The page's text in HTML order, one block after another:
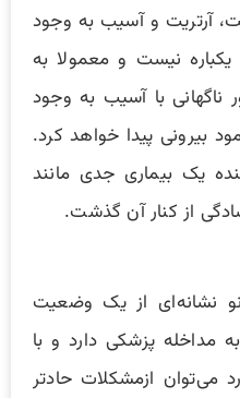
آرتریت و آسیب به وجود
یکباره نیست و معمولا به
ناگهانی با آسیب به وجود
بیرونی پیدا خواهد کرد.
یک بیماری جدی مانند
از کنار آن گذشت.
نشانه‌ای از یک وضعیت
مداخله پزشکی دارد و با
ازمشکلات حادتر